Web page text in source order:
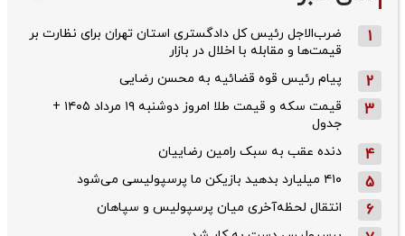
1
ضرب‌الاجل رئیس کل دادگستری استان تهران برای نظارت بر
قیمت‌ها و مقابله با اخلال در بازار
2 پیام رئیس قوه قضائیه به محسن رضایی
3
قیمت سکه و قیمت طلا امروز دوشنبه ۱۹ مرداد ۱۴۰۵ +
جدول
4 دنده عقب به سبک رامین رضاییان
5 ۴۱۰ میلیارد بدهید بازیکن ما پرسپولیسی می‌شود
6 انتقال لحظه‌آخری میان پرسپولیس و سپاهان